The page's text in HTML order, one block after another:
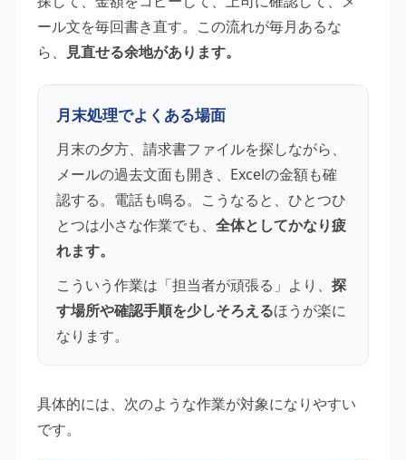
ール文を毎回書き直す。この流れが毎月あるな
ら、
見直せる余地があります。
月末処理でよくある場面
月末の夕方、請求書ファイルを探しながら、
メールの過去文面も開き、Excelの金額も確
認する。電話も鳴る。こうなると、ひとつひ
とつは小さな作業でも、 全体としてかなり疲
れます。
こういう作業は「担当者が頑張る」より、 探
す場所や確認手順を少しそろえるほうが楽に
なります。
具体的には、次のような作業が対象になりやすい
です。